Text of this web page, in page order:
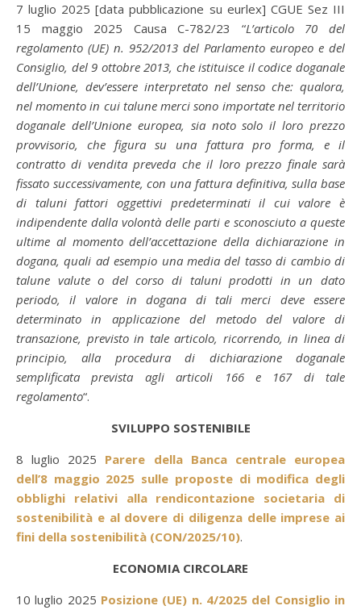
7 luglio 2025 [data pubblicazione su eurlex] CGUE Sez III
15 maggio 2025 Causa C-782/23 “L’articolo 70 del
regolamento (UE) n. 952/2013 del Parlamento europeo e del
Consiglio, del 9 ottobre 2013, che istituisce il codice doganale
dell’Unione, dev’essere interpretato nel senso che: qualora,
nel momento in cui talune merci sono importate nel territorio
doganale dell’Unione europea, sia noto solo il loro prezzo
provvisorio, che figura su una fattura pro forma, e il
contratto di vendita preveda che il loro prezzo finale sarà
fissato successivamente, con una fattura definitiva, sulla base
di taluni fattori oggettivi predeterminati il cui valore è
indipendente dalla volontà delle parti e sconosciuto a queste
ultime al momento dell’accettazione della dichiarazione in
dogana, quali ad esempio una media del tasso di cambio di
talune valute o del corso di taluni prodotti in un dato
periodo, il valore in dogana di tali merci deve essere
determinato in applicazione del metodo del valore di
transazione, previsto in tale articolo, ricorrendo, in linea di
principio, alla procedura di dichiarazione doganale
semplificata prevista agli articoli 166 e 167 di tale
regolamento“.
SVILUPPO SOSTENIBILE
8 luglio 2025 Parere della Banca centrale europea
dell’8 maggio 2025 sulle proposte di modifica degli
obblighi relativi alla rendicontazione societaria di
sostenibilità e al dovere di diligenza delle imprese ai
fini della sostenibilità (CON/2025/10).
ECONOMIA CIRCOLARE
10 luglio 2025 Posizione (UE) n. 4/2025 del Consiglio in